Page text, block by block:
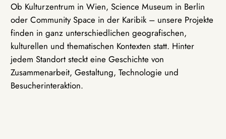
Ob Kulturzentrum in Wien, Science Museum in Berlin
oder Community Space in der Karibik – unsere Projekte
finden in ganz unterschiedlichen geografischen,
kulturellen und thematischen Kontexten statt. Hinter
jedem Standort steckt eine Geschichte von
Zusammenarbeit, Gestaltung, Technologie und
Besucherinteraktion.